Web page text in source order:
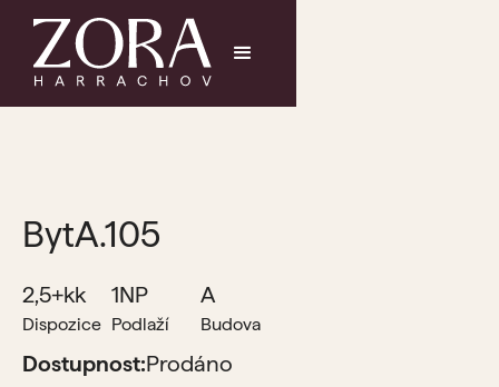
BytA.105
2,5+kk 1NP A
Dispozice Podlaží Budova
Dostupnost:Prodáno